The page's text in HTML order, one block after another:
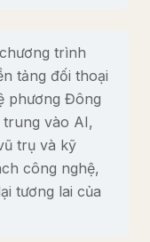
trình
tảng đối thoại
phương Đông
trung vào AI,
trụ và kỹ
công nghệ,
tương lai của